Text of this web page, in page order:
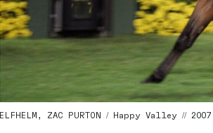
ELFHELM, ZAC PURTON / Happy Valley //